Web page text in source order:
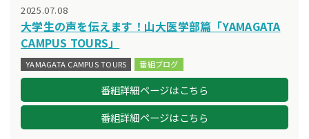
2025.07.08
大学生の声を伝えます！山大医学部篇「YAMAGATA
CAMPUS TOURS」
YAMAGATA CAMPUS TOURS 番組ブログ
番組詳細ページはこちら
番組詳細ページはこちら